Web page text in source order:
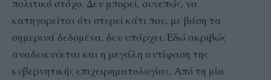
πολιτικό στόχο. Δεν μπορεί, συνεπώς, να
κατηγορείται ότι στερεί κάτι που, με βάση τα
σημερινά δεδομένα, δεν υπάρχει. Εδώ ακριβώς
αναδεικνύεται και η μεγάλη αντίφαση της
κυβερνητικής επιχειρηματολογίας. Από τη μία